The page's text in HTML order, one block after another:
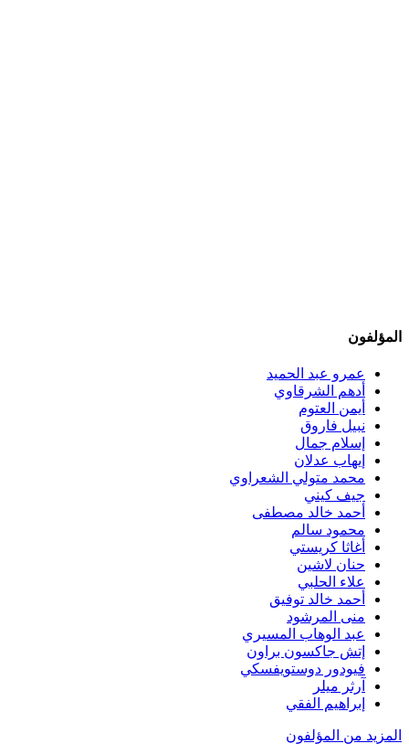
المؤلفون
عمرو عبد الحميد
أدهم الشرقاوي
أيمن العتوم
نبيل فاروق
إسلام جمال
إيهاب عدلان
محمد متولي الشعراوي
جيف كيني
أحمد خالد مصطفى
محمود سالم
أغاثا كريستي
حنان لاشين
علاء الحلبي
أحمد خالد توفيق
منى المرشود
عبد الوهاب المسيري
إتش جاكسون براون
فيودور دوستويفسكي
آرثر ميلر
إبراهيم الفقي
المزيد من المؤلفون